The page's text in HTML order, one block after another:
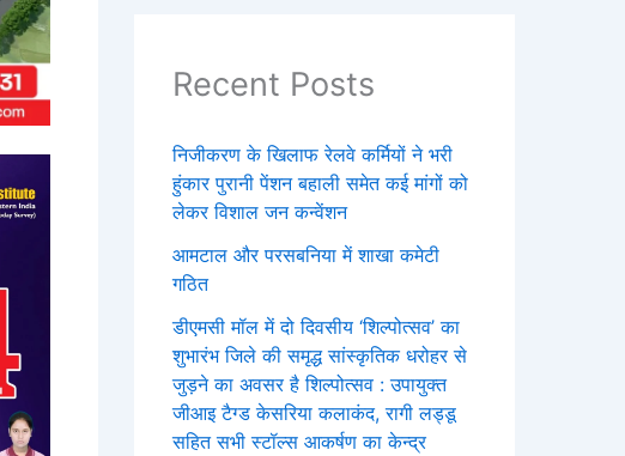
Recent Posts
निजीकरण के खिलाफ रेलवे कर्मियों ने भरी
हुंकार पुरानी पेंशन बहाली समेत कई मांगों को
लेकर विशाल जन कन्वेंशन
आमटाल और परसबनिया में शाखा कमेटी
गठित
डीएमसी मॉल में दो दिवसीय ‘शिल्पोत्सव’ का
शुभारंभ जिले की समृद्ध सांस्कृतिक धरोहर से
जुड़ने का अवसर है शिल्पोत्सव : उपायुक्त
जीआइ टैग्ड केसरिया कलाकंद, रागी लड्डू
सहित सभी स्टॉल्स आकर्षण का केन्द्र